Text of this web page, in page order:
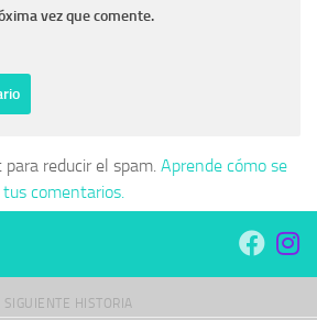
vez que comente.
reducir el spam. Aprende cómo se
comentarios.
SIGUIENTE HISTORIA